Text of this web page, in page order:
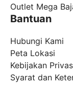
Outlet Mega
Bantuan
Hubungi Kami
Peta Lokasi
Kebijakan
Syarat dan